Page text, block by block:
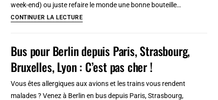
week-end) ou juste refaire le monde une bonne bouteille…
CONTINUER LA LECTURE8
jeunesse
à
Budapest
Bus pour Berlin depuis Paris, Strasbourg,
Bruxelles, Lyon : C’est pas cher !
Vous êtes allergiques aux avions et les trains vous rendent
malades ? Venez à Berlin en bus depuis Paris, Strasbourg,